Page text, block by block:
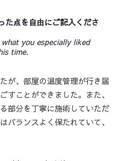
た点を自由にご記入くださ
you especially liked
time.
が、部屋の温度管理が行き届
すことができました。また、
部分を丁寧に施術していただ
バランスよく保たれていて、